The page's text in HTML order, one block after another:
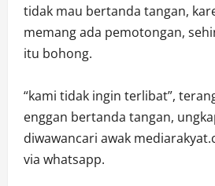
tidak mau bertanda tangan,
memang ada pemotongan,
itu bohong.
“kami tidak ingin terlibat”,
enggan bertanda tangan,
diwawancari awak
via whatsapp.